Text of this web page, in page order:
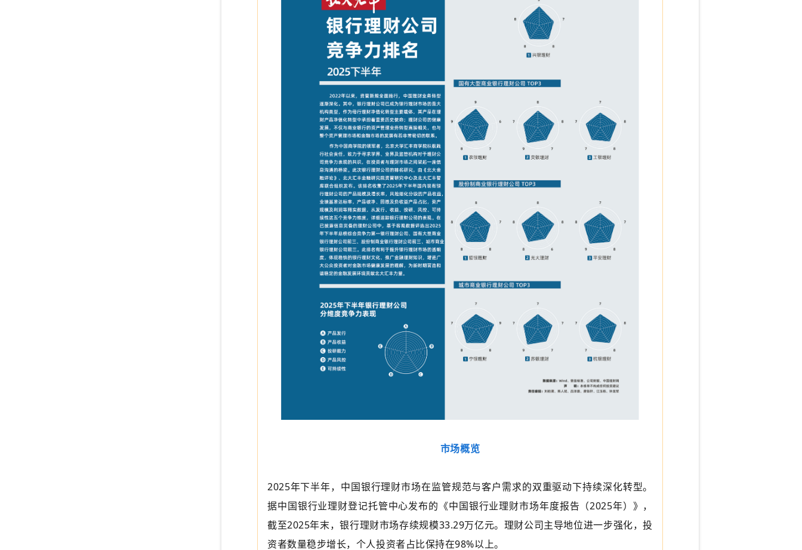
市场概览
2025年下半年，中国银行理财市场在监管规范与客户需求的双重驱动下持续深化转型。
据中国银行业理财登记托管中心发布的《中国银行业理财市场年度报告（2025年）》，
截至2025年末，银行理财市场存续规模33.29万亿元。理财公司主导地位进一步强化，投
资者数量稳步增长，个人投资者占比保持在98%以上。